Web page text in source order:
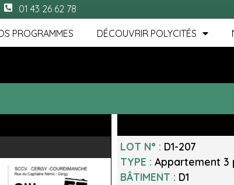
01 43 26 62 78
PROGRAMMES DÉCOUVRIR POLYCITÉS
LOT N° : D1-207
TYPE :Appartement 3
BÂTIMENT : D1